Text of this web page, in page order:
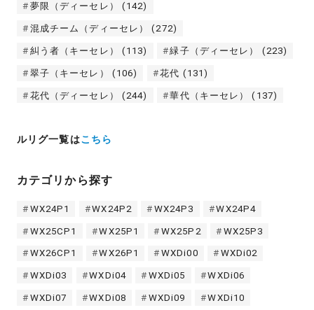
夢限（ディーセレ） (142)
混成チーム（ディーセレ） (272)
糾う者（キーセレ） (113) 緑子（ディーセレ） (223)
翠子（キーセレ） (106) 花代 (131)
花代（ディーセレ） (244) 華代（キーセレ） (137)
ルリグ一覧はこちら
カテゴリから探す
WX24P1 WX24P2 WX24P3 WX24P4
WX25CP1 WX25P1 WX25P2 WX25P3
WX26CP1 WX26P1 WXDi00 WXDi02
WXDi03 WXDi04 WXDi05 WXDi06
WXDi07 WXDi08 WXDi09 WXDi10